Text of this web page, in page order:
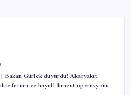
Bakan Gürlek duyurdu! Akaryakıt
fatura ve hayali ihracat operasyonu